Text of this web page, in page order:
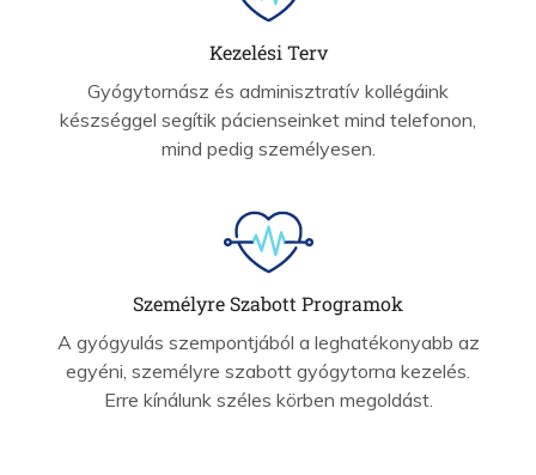
Kezelési Terv
Gyógytornász és adminisztratív kollégáink
készséggel segítik pácienseinket mind telefonon,
mind pedig személyesen.
Személyre Szabott Programok
A gyógyulás szempontjából a leghatékonyabb az
egyéni, személyre szabott gyógytorna kezelés.
Erre kínálunk széles körben megoldást.